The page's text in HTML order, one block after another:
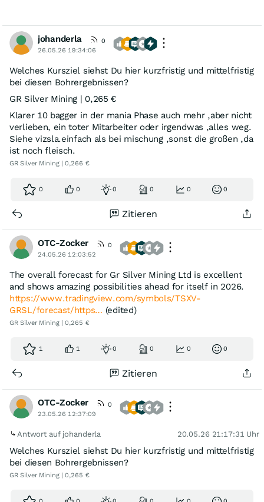
johanderla
0
26.05.26 19:34:06
Welches Kursziel siehst Du hier kurzfristig und mittelfristig
bei diesen Bohrergebnissen?
GR Silver Mining | 0,265 €
Klarer 10 bagger in der mania Phase auch mehr ,aber nicht
verlieben, ein toter Mitarbeiter oder irgendwas ,alles weg.
Siehe vizsla.einfach als bei mischung ,sonst die großen ,da
ist noch fleisch.
GR Silver Mining | 0,266 €
0 0 0 0 0 0
Zitieren
OTC-Zocker
0
24.05.26 12:03:52
The overall forecast for Gr Silver Mining Ltd is excellent
and shows amazing possibilities ahead for itself in 2026.
https://www.tradingview.com/symbols/TSXV-
GRSL/forecast/https… (edited)
GR Silver Mining | 0,265 €
1 1 0 0 0 0
Zitieren
OTC-Zocker
0
23.05.26 12:37:09
Antwort auf johanderla 20.05.26 21:17:31 Uhr
Welches Kursziel siehst Du hier kurzfristig und mittelfristig
bei diesen Bohrergebnissen?
GR Silver Mining | 0,265 €